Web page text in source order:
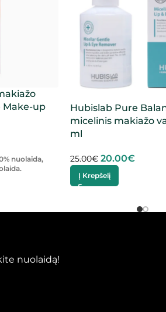
Make-up
nuolaida,
Hubislab Pure
micelinis makiažo
ml
25.00€ 20.00€
Į Krepšelį
nuolaidą!